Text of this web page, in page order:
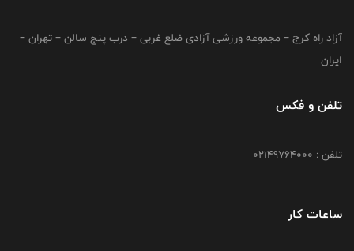
آزاد راه کرج – مجموعه ورزشی آزادی ضلع غربی – درب پنج سالن – تهران –
ایران
تلفن و فکس
تلفن : 02149764000
ساعات کار